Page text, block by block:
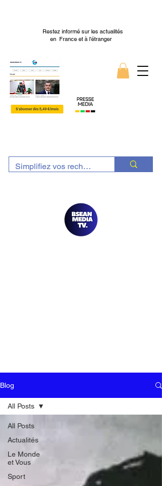
Restez informé sur les actualités
en France et à l’étranger
Blog
All Posts
Actualités
Le Monde
et Vous
Sport
All Posts